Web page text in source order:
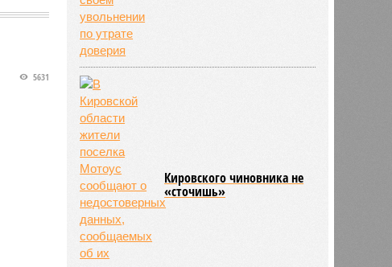
5631
Кировского чиновника не
«сточишь»